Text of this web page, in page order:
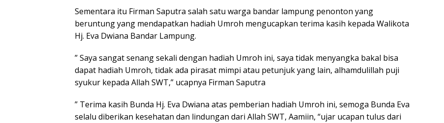
Sementara itu Firman Saputra salah satu warga bandar lampung penonton yang
beruntung yang mendapatkan hadiah Umroh mengucapkan terima kasih kepada Walikota
Hj. Eva Dwiana Bandar Lampung.
” Saya sangat senang sekali dengan hadiah Umroh ini, saya tidak menyangka bakal bisa
dapat hadiah Umroh, tidak ada pirasat mimpi atau petunjuk yang lain, alhamdulillah puji
syukur kepada Allah SWT,” ucapnya Firman Saputra
” Terima kasih Bunda Hj. Eva Dwiana atas pemberian hadiah Umroh ini, semoga Bunda Eva
selalu diberikan kesehatan dan lindungan dari Allah SWT, Aamiin, “ujar ucapan tulus dari